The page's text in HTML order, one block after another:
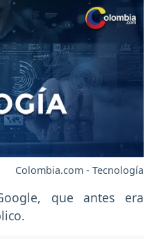
Colombia.com - Tecnología
que antes era